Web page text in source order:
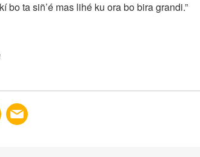
bo ta siñ’é mas lihé ku ora bo bira grandi.”